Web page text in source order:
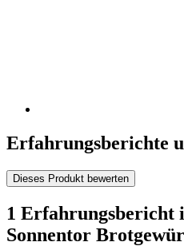
Erfahrungsberichte
Dieses Produkt bewerten
1 Erfahrungsbericht
Sonnentor